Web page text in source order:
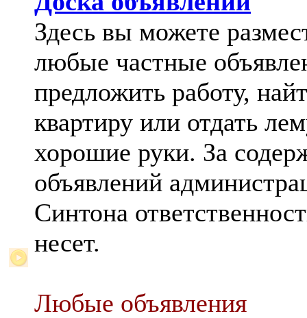
Здесь вы можете
любые частные
предложить работу,
квартиру или отдать
хорошие руки. За
объявлений
Синтона
несет.
Любые объявления